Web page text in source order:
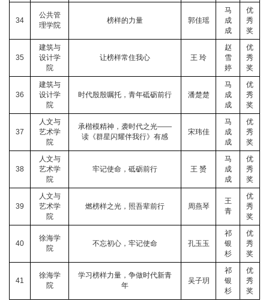
34
公共管
理学院
榜样的力量 郭佳瑶
马
成
成
优
秀
奖
35
建筑与
设计学
院
让榜样常住我心 王 玲
赵
雪
婷
优
秀
奖
36
建筑与
设计学
院
时代殷殷嘱托，青年砥砺前行 潘楚楚
马
成
成
优
秀
奖
37
人文与
艺术学
院
承楷模精神，袭时代之光——
读《群星闪耀伴我行》有感
宋玮佳
马
成
成
优
秀
奖
38
人文与
艺术学
院
牢记使命，砥砺前行 王 赟
马
成
成
优
秀
奖
39
人文与
艺术学
院
燃榜样之光，照吾辈前行 周燕琴
王
青
优
秀
奖
40
徐海学
院
不忘初心，牢记使命 孔玉玉
祁
银
杉
优
秀
奖
41
徐海学
院
学习榜样力量，争做时代新青
年
吴子玥
祁
银
杉
优
秀
奖